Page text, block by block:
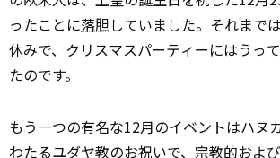
ったことに落胆していました。それまで
休みで、クリスマスパーティーにはうっ
たのです。
もう一つの有名な12月のイベントはハヌ
わたるユダヤ教のお祝いで、宗教的およ